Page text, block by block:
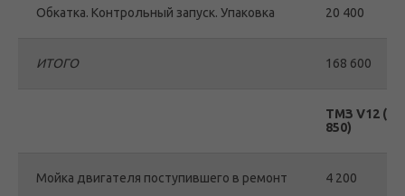
Обкатка. Контрольный запуск. Упаковка 20 400
ИТОГО 168 600
ТМЗ V12
850)
Мойка двигателя поступившего в ремонт 4 200